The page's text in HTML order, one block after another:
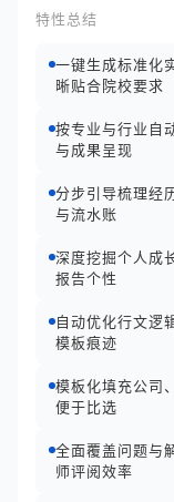
特性总结
一键生成标准化
晰贴合院校要求
按专业与行业自
与成果呈现
分步引导梳理经
与流水账
深度挖掘个人成
报告个性
自动优化行文逻
模板痕迹
模板化填充公司
便于比选
全面覆盖问题与
师评阅效率